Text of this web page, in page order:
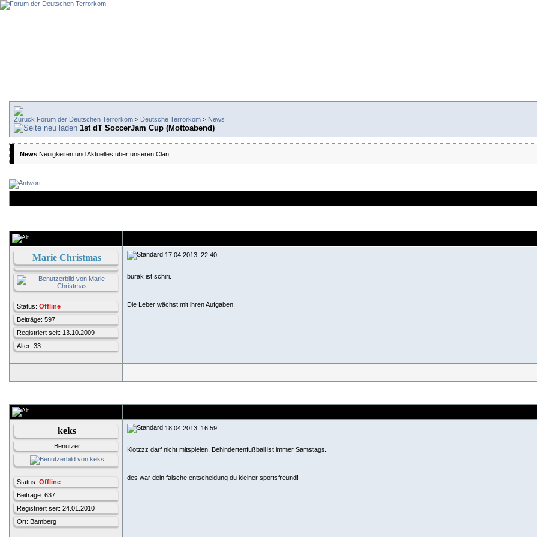
Forum der Deutschen Terrorkom > Deutsche Terrorkom > News
1st dT SoccerJam Cup (Mottoabend)
News Neuigkeiten und Aktuelles über unseren Clan
Marie Christmas
Status: Offline
Beiträge: 597
Registriert seit: 13.10.2009
Alter: 33
17.04.2013, 22:40
burak ist schiri.
Die Leber wächst mit ihren Aufgaben.
keks
Benutzer
Status: Offline
Beiträge: 637
Registriert seit: 24.01.2010
Ort: Bamberg
18.04.2013, 16:59
Klotzzz darf nicht mitspielen. Behindertenfußball ist immer Samstags.
des war dein falsche entscheidung du kleiner sportsfreund!